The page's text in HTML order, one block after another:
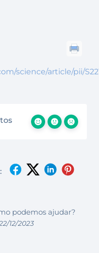
science/article/pii/
podemos ajudar?
12/2023